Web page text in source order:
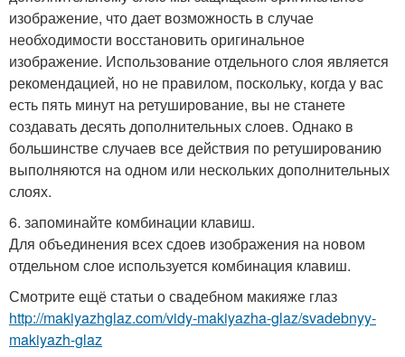
изображение, что дает возможность в случае
необходимости восстановить оригинальное
изображение. Использование отдельного слоя является
рекомендацией, но не правилом, поскольку, когда у вас
есть пять минут на ретуширование, вы не станете
создавать десять дополнительных слоев. Однако в
большинстве случаев все действия по ретушированию
выполняются на одном или нескольких дополнительных
слоях.
6. запоминайте комбинации клавиш.
Для объединения всех сдоев изображения на новом
отдельном слое используется комбинация клавиш.
Смотрите ещё статьи о свадебном макияже глаз
http://makiyazhglaz.com/vidy-makiyazha-glaz/svadebnyy-
makiyazh-glaz